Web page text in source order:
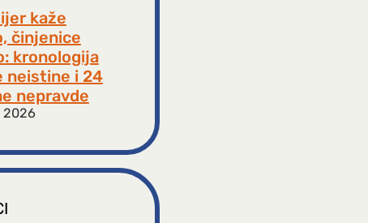
kaže
činjenice
kronologija
neistine i 24
nepravde
2026